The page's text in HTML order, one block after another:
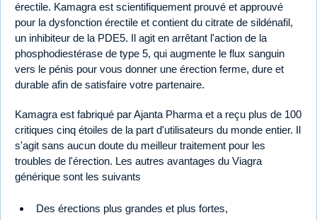
érectile. Kamagra est scientifiquement prouvé et approuvé
pour la dysfonction érectile et contient du citrate de sildénafil,
un inhibiteur de la PDE5. Il agit en arrêtant l'action de la
phosphodiestérase de type 5, qui augmente le flux sanguin
vers le pénis pour vous donner une érection ferme, dure et
durable afin de satisfaire votre partenaire.
Kamagra est fabriqué par Ajanta Pharma et a reçu plus de 100
critiques cinq étoiles de la part d'utilisateurs du monde entier. Il
s'agit sans aucun doute du meilleur traitement pour les
troubles de l'érection. Les autres avantages du Viagra
générique sont les suivants
Des érections plus grandes et plus fortes,